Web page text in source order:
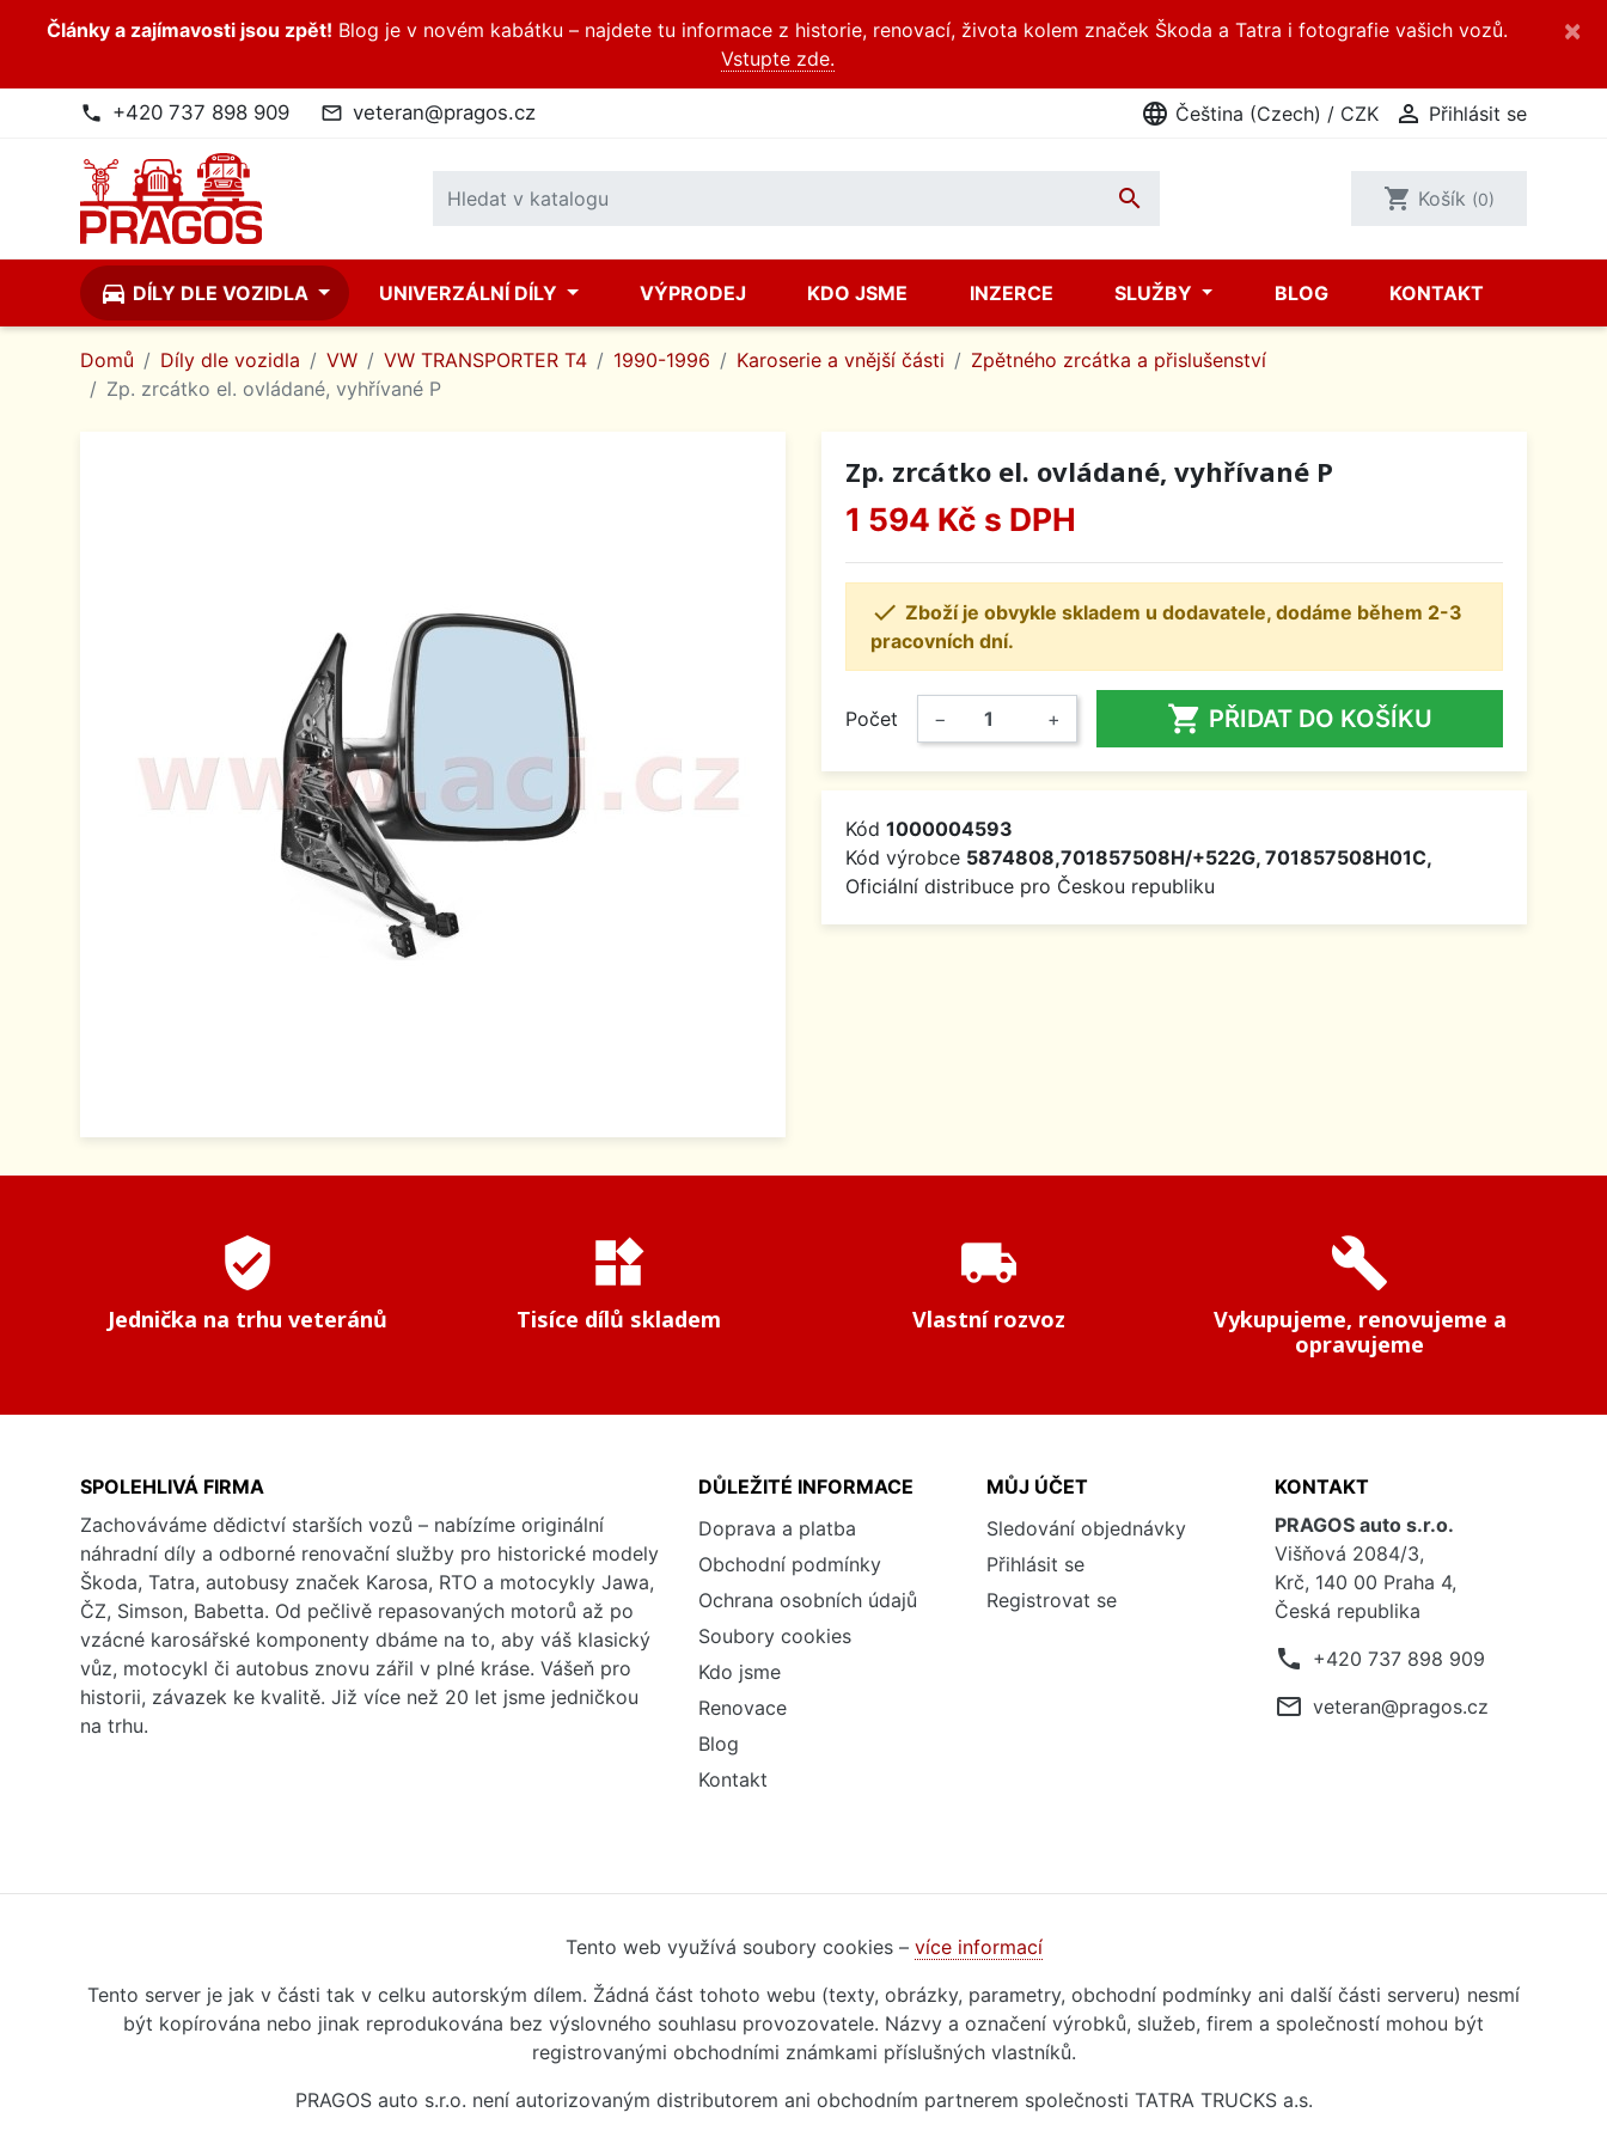
Články a zajímavosti jsou zpět! Blog je v novém kabátku – najdete tu informace z historie, renovací, života kolem značek Škoda a Tatra i fotografie vašich vozů.
Vstupte zde.
×
phone +420 737 898 909 mail_outline veteran@pragos.cz language Čeština (Czech) / CZK  Přihlásit se
 shopping_cart Košík (0)
directions_car DÍLY DLE VOZIDLA UNIVERZÁLNÍ DÍLY VÝPRODEJ KDO JSME INZERCE SLUŽBY BLOG KONTAKT
Domů Díly dle vozidla VW VW TRANSPORTER T4 1990-1996 Karoserie a vnější části
Zpětného zrcátka a přislušenství
Zp. zrcátko el. ovládané, vyhřívané P
Zp. zrcátko el. ovládané, vyhřívané P
1 594 Kč s DPH
 Zboží je obvykle skladem u dodavatele, dodáme během 2-3
pracovních dní.
Počet − +  PŘIDAT DO KOŠÍKU
Kód 1000004593
Kód výrobce 5874808,701857508H/+522G, 701857508H01C,
Oficiální distribuce pro Českou republiku
verified_user
Jednička na trhu veteránů
widgets
Tisíce dílů skladem
local_shipping
Vlastní rozvoz
build
Vykupujeme, renovujeme a
opravujeme
SPOLEHLIVÁ FIRMA
Zachováváme dědictví starších vozů – nabízíme originální
náhradní díly a odborné renovační služby pro historické modely
Škoda, Tatra, autobusy značek Karosa, RTO a motocykly Jawa,
ČZ, Simson, Babetta. Od pečlivě repasovaných motorů až po
vzácné karosářské komponenty dbáme na to, aby váš klasický
vůz, motocykl či autobus znovu zářil v plné kráse. Vášeň pro
historii, závazek ke kvalitě. Již více než 20 let jsme jedničkou
na trhu.
DŮLEŽITÉ INFORMACE
Doprava a platba
Obchodní podmínky
Ochrana osobních údajů
Soubory cookies
Kdo jsme
Renovace
Blog
Kontakt
MŮJ ÚČET
Sledování objednávky
Přihlásit se
Registrovat se
KONTAKT
PRAGOS auto s.r.o.
Višňová 2084/3,
Krč, 140 00 Praha 4,
Česká republika
phone +420 737 898 909
mail_outline veteran@pragos.cz
Tento web využívá soubory cookies – více informací
Tento server je jak v části tak v celku autorským dílem. Žádná část tohoto webu (texty, obrázky, parametry, obchodní podmínky ani další části serveru) nesmí
být kopírována nebo jinak reprodukována bez výslovného souhlasu provozovatele. Názvy a označení výrobků, služeb, firem a společností mohou být
registrovanými obchodními známkami příslušných vlastníků.
PRAGOS auto s.r.o. není autorizovaným distributorem ani obchodním partnerem společnosti TATRA TRUCKS a.s.